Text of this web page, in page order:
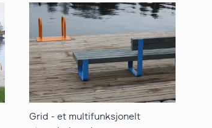
Grid - et multifunksjonelt